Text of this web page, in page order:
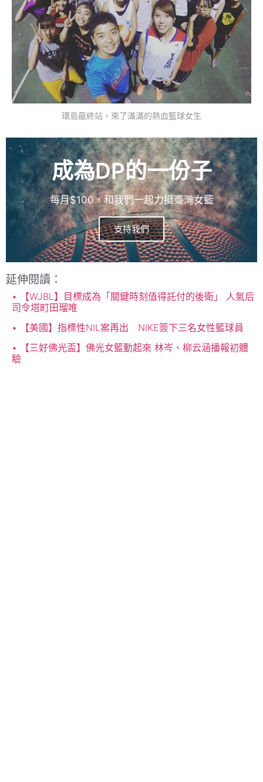
環島最終站，來了滿滿的熱血籃球女生
成為DP的一份子
每月$100，和我們一起力挺臺灣女籃
支持我們
延伸閱讀：
【WJBL】目標成為「關鍵時刻值得託付的後衛」 人氣后
司令塔町田瑠唯
【美國】指標性NIL案再出 NIKE簽下三名女性籃球員
【三好佛光盃】佛光女籃動起來 林岑、柳云涵播報初體
驗